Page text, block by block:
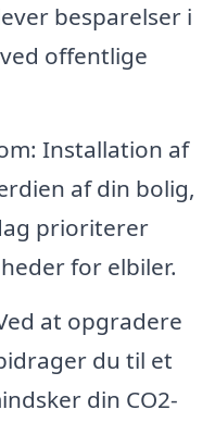
besparelser i
offentlige
Installation af
af din bolig,
prioriterer
for elbiler.
at opgradere
du til et
din CO2-